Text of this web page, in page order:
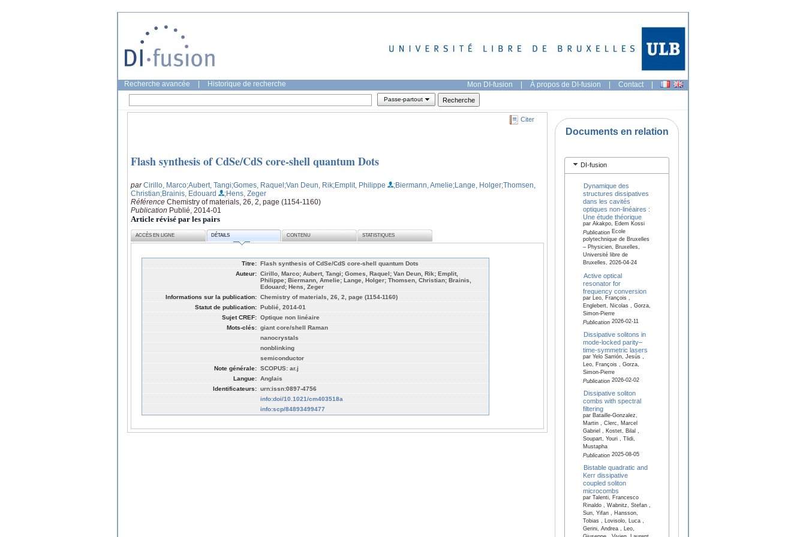
Recherche avancée Historique de recherche Mon DI-fusion | À propos de DI-fusion | Contact |
Passe-partout
Citer
Flash synthesis of CdSe/CdS core-shell quantum Dots
parCirillo, Marco;Aubert, Tangi;Gomes, Raquel;Van Deun, Rik;Emplit, Philippe ;Biermann, Amelie;Lange, Holger;Thomsen,
Christian;Brainis, Edouard
;Hens, Zeger
Référence Chemistry of materials, 26, 2, page (1154-1160)
Publication Publié, 2014-01
Article révisé par les pairs
ACCÈS EN LIGNE DÉTAILS CONTENU STATISTIQUES
Titre: Flash synthesis of CdSe/CdS core-shell quantum Dots
Auteur: Cirillo, Marco; Aubert, Tangi; Gomes, Raquel; Van Deun, Rik; Emplit,
Philippe; Biermann, Amelie; Lange, Holger; Thomsen, Christian; Brainis,
Edouard; Hens, Zeger
Informations sur la publication: Chemistry of materials, 26, 2, page (1154-1160)
Statut de publication: Publié, 2014-01
Sujet CREF: Optique non linéaire
Mots-clés: giant core/shell Raman
nanocrystals
nonblinking
semiconductor
Note générale: SCOPUS: ar.j
Langue: Anglais
Identificateurs: urn:issn:0897-4756
info:doi/10.1021/cm403518a
info:scp/84893499477
Documents en relation
DI-fusion
Dynamique des
structures dissipatives
dans les cavités
optiques non-linéaires :
Une étude théorique
par Akakpo, Edem Kossi
PublicationEcole
polytechnique de Bruxelles
– Physicien, Bruxelles,
Université libre de
Bruxelles, 2026-04-24
Active optical
resonator for
frequency conversion
par Leo, François ,
Englebert, Nicolas , Gorza,
Simon-Pierre
Publication2026-02-11
Dissipative solitons in
mode-locked parity–
time-symmetric lasers
par Yelo Sarrión, Jesús ,
Leo, François , Gorza,
Simon-Pierre
Publication2026-02-02
Dissipative soliton
combs with spectral
filtering
par Bataille-Gonzalez,
Martin , Clerc, Marcel
Gabriel , Kostet, Bilal ,
Soupart, Youri , Tlidi,
Mustapha
Publication2025-08-05
Bistable quadratic and
Kerr dissipative
coupled soliton
microcombs
par Talenti, Francesco
Rinaldo , Wabnitz, Stefan ,
Sun, Yifan , Hansson,
Tobias , Lovisolo, Luca ,
Gerini, Andrea , Leo,